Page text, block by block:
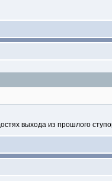
выхода из прошлого